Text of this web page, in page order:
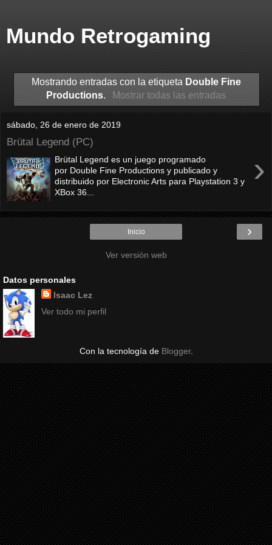
Mundo Retrogaming
Mostrando entradas con la etiqueta Double Fine
Productions. Mostrar todas las entradas
sábado, 26 de enero de 2019
Brütal Legend (PC)
›
Brütal Legend es un juego programado
por Double Fine Productions y publicado y
distribuido por Electronic Arts para Playstation 3 y
XBox 36...
›
Inicio
Ver versión web
Datos personales
Isaac Lez
Ver todo mi perfil
Con la tecnología de Blogger.